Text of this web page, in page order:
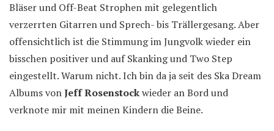
Bläser und Off-Beat Strophen mit gelegentlich
verzerrten Gitarren und Sprech- bis Trällergesang. Aber
offensichtlich ist die Stimmung im Jungvolk wieder ein
bisschen positiver und auf Skanking und Two Step
eingestellt. Warum nicht. Ich bin da ja seit des Ska Dream
Albums vonJeff Rosenstockwieder an Bord und
verknote mir mit meinen Kindern die Beine.